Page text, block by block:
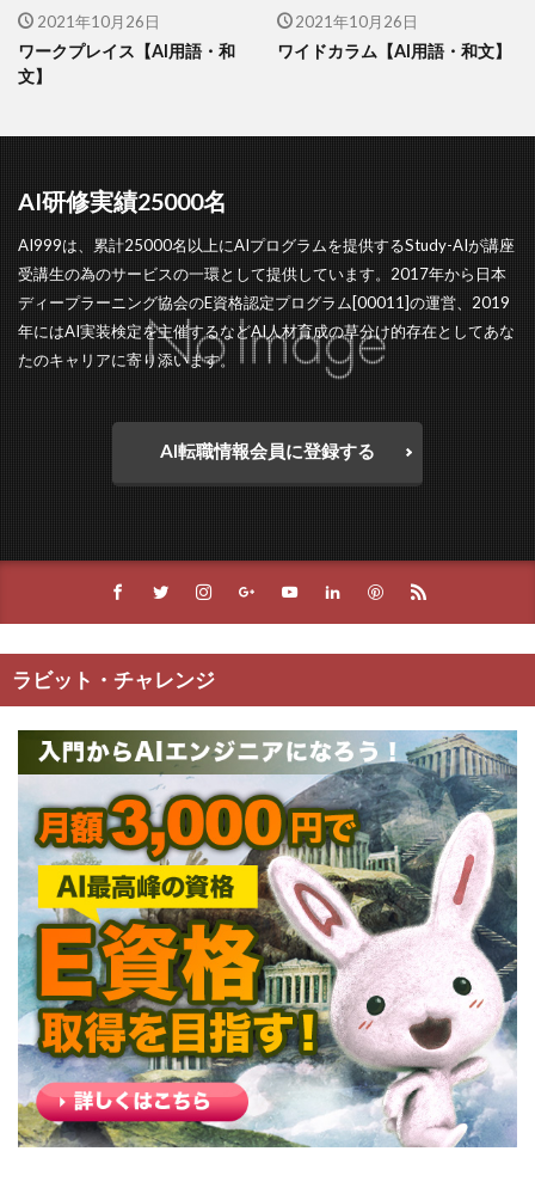
2021年10月26日
ワークプレイス【AI用語・和
文】
2021年10月26日
ワイドカラム【AI用語・和文】
AI研修実績25000名
AI999は、累計25000名以上にAIプログラムを提供するStudy-AIが講座
受講生の為のサービスの一環として提供しています。2017年から日本
ディープラーニング協会のE資格認定プログラム[00011]の運営、2019
年にはAI実装検定を主催するなどAI人材育成の草分け的存在としてあな
たのキャリアに寄り添います。
AI転職情報会員に登録する
ラビット・チャレンジ